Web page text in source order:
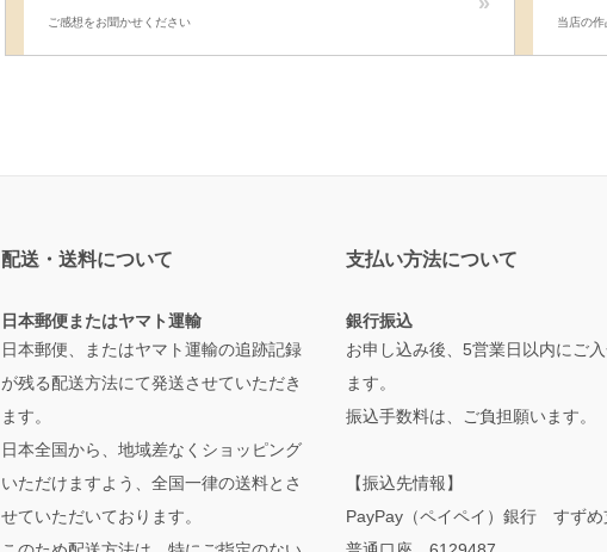
ご感想をお聞かせください 当店の
配送・送料について
日本郵便またはヤマト運輸
日本郵便、またはヤマト運輸の追跡記録
が残る配送方法にて発送させていただき
ます。
日本全国から、地域差なくショッピング
いただけますよう、全国一律の送料とさ
せていただいております。
支払い方法について
銀行振込
お申し込み後、5営業日以内にご
ます。
振込手数料は、ご負担願います。
【振込先情報】
PayPay（ペイペイ）銀行 すずめ